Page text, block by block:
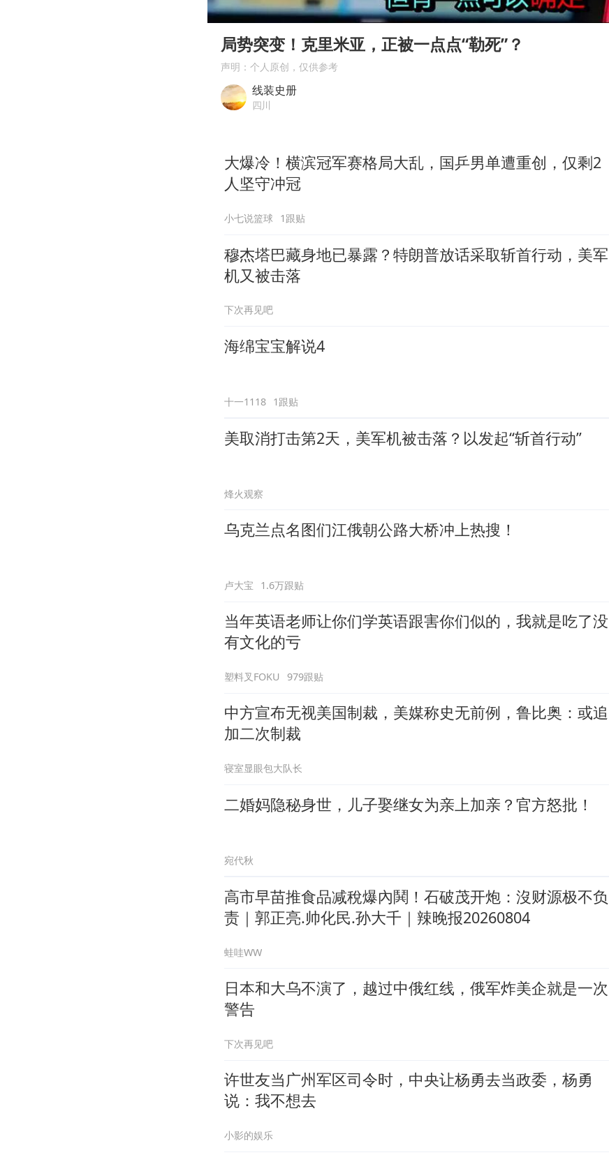
蜜雪冰城员工抽烟收银 门店现已停业
陕西柞水遭遇暴雨五千余户群众转移
外交部回应日本将中国列为最大挑战
Play
00:00
局势突变！克里米亚，正被一点点“勒死”？
声明：个人原创，仅供参考
线装史册
四川
大爆冷！横滨冠军赛格局大乱，国乒男单遭重创，仅剩2
人坚守冲冠
小七说篮球 1跟贴
穆杰塔巴藏身地已暴露？特朗普放话采取斩首行动，美军
机又被击落
下次再见吧
海绵宝宝解说4
十一1118 1跟贴
美取消打击第2天，美军机被击落？以发起“斩首行动”
烽火观察
乌克兰点名图们江俄朝公路大桥冲上热搜！
卢大宝 1.6万跟贴
当年英语老师让你们学英语跟害你们似的，我就是吃了没
有文化的亏
塑料叉FOKU 979跟贴
中方宣布无视美国制裁，美媒称史无前例，鲁比奥：或追
加二次制裁
寝室显眼包大队长
二婚妈隐秘身世，儿子娶继女为亲上加亲？官方怒批！
宛代秋
高市早苗推食品减稅爆內鬨！石破茂开炮：沒财源极不负
责｜郭正亮.帅化民.孙大千｜辣晚报20260804
蛙哇WW
日本和大乌不演了，越过中俄红线，俄军炸美企就是一次
警告
下次再见吧
许世友当广州军区司令时，中央让杨勇去当政委，杨勇
说：我不想去
小影的娱乐